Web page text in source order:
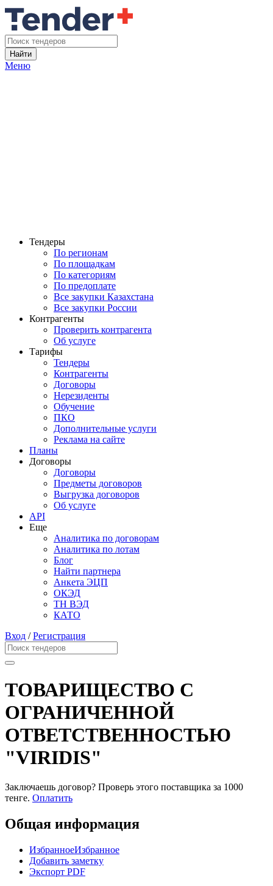
Найти
Меню
Тендеры
По регионам
По площадкам
По категориям
По предоплате
Все закупки Казахстана
Все закупки России
Контрагенты
Проверить контрагента
Об услуге
Тарифы
Тендеры
Контрагенты
Договоры
Нерезиденты
Обучение
ПКО
Дополнительные услуги
Реклама на сайте
Планы
Договоры
Договоры
Предметы договоров
Выгрузка договоров
Об услуге
API
Еще
Аналитика по договорам
Аналитика по лотам
Блог
Найти партнера
Анкета ЭЦП
ОКЭД
ТН ВЭД
КАТО
Вход /Регистрация
ТОВАРИЩЕСТВО С
ОГРАНИЧЕННОЙ
ОТВЕТСТВЕННОСТЬЮ
"VIRIDIS"
Заключаешь договор? Проверь этого поставщика за 1000
тенге. Оплатить
Общая информация
ИзбранноеИзбранное
Добавить заметку
Экспорт PDF